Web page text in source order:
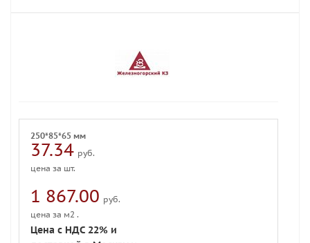
250*85*65 мм
37.34 руб.
цена за шт.
1 867.00 руб.
цена за м2 .
Цена с НДС 22% и